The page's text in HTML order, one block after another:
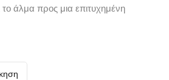
άλμα προς μια επιτυχημένη